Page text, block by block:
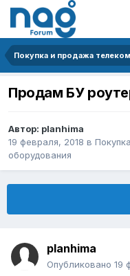
Продам БУ
Автор: planhima
19 февраля, 2018 в
оборудования
planhima
Опубликовано 19